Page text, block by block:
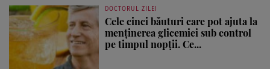
DOCTORUL ZILEI
Cele cinci băuturi care pot ajuta la
menținerea glicemiei sub control
pe timpul nopții. Ce...